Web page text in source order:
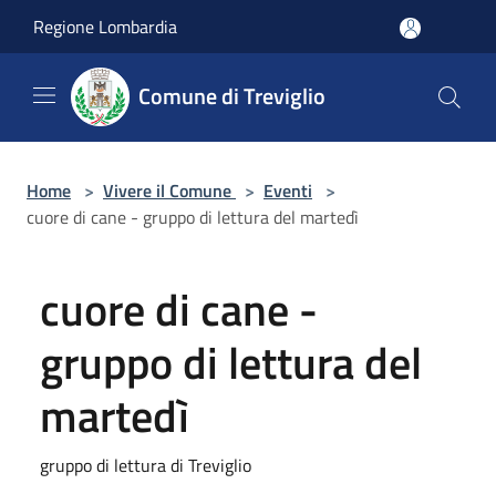
Regione Lombardia
Comune di Treviglio
Home > Vivere il Comune > Eventi >
cuore di cane - gruppo di lettura del martedì
cuore di cane -
gruppo di lettura del
martedì
gruppo di lettura di Treviglio